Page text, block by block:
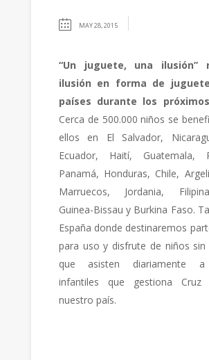
MAY 28, 2015
“Un juguete, una ilusión”
ilusión en forma de
países durante los
Cerca de 500.000 niños se
ellos en El Salvador,
Ecuador, Haití, Guatemala,
Panamá, Honduras, Chile,
Marruecos, Jordania,
Guinea-Bissau y Burkina Faso.
España donde destinaremos
para uso y disfrute de niños sin
que asisten diariamente a
infantiles que gestiona
nuestro país.